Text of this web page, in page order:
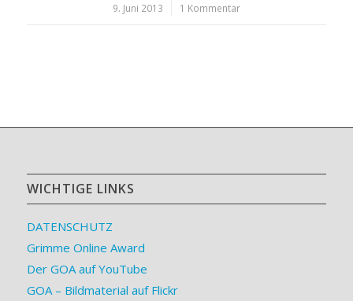
9. Juni 2013 1 Kommentar
WICHTIGE LINKS
DATENSCHUTZ
Grimme Online Award
Der GOA auf YouTube
GOA – Bildmaterial auf Flickr